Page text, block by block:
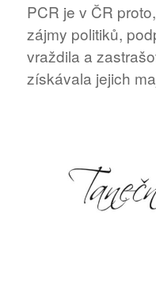
PCR je v ČR
zájmy politiků,
vraždila a
získávala jejich